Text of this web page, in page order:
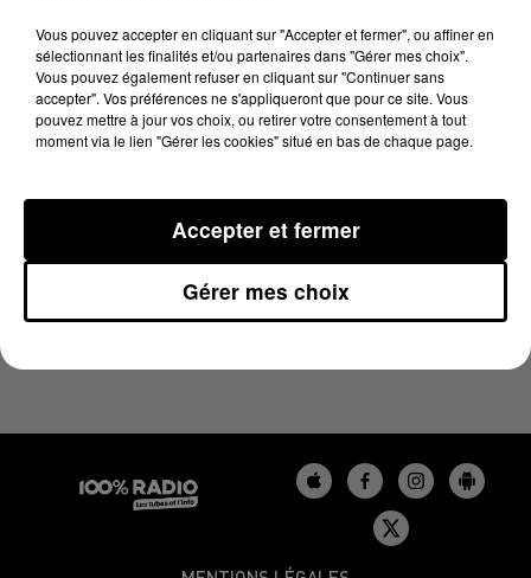
29 août 2024 - 4 min 10 sec
LES INFOS DU GERS DU 29/08/2024 À 07H31
Vous pouvez accepter en cliquant sur "Accepter et fermer", ou affiner en
sélectionnant les finalités et/ou partenaires dans "Gérer mes choix".
Vous pouvez également refuser en cliquant sur "Continuer sans
accepter". Vos préférences ne s'appliqueront que pour ce site. Vous
pouvez mettre à jour vos choix, ou retirer votre consentement à tout
moment via le lien "Gérer les cookies" situé en bas de chaque page.
Gérer mes choix
Accepter et fermer